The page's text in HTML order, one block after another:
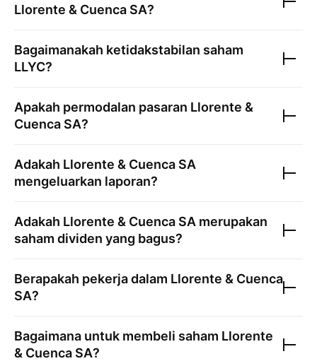
Llorente & Cuenca SA?
Bagaimanakah ketidakstabilan saham
LLYC?
Apakah permodalan pasaran Llorente &
Cuenca SA?
Adakah Llorente & Cuenca SA
mengeluarkan laporan?
Adakah Llorente & Cuenca SA merupakan
saham dividen yang bagus?
Berapakah pekerja dalam Llorente & Cuenca
SA?
Bagaimana untuk membeli saham Llorente
& Cuenca SA?